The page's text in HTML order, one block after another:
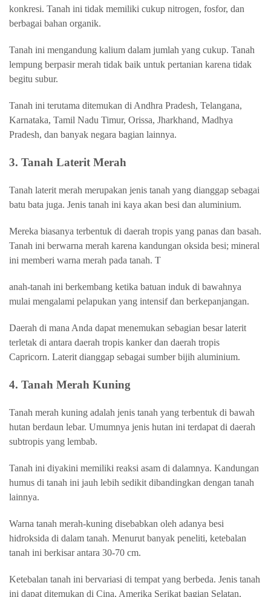
konkresi. Tanah ini tidak memiliki cukup nitrogen, fosfor, dan
berbagai bahan organik.
Tanah ini mengandung kalium dalam jumlah yang cukup. Tanah
lempung berpasir merah tidak baik untuk pertanian karena tidak
begitu subur.
Tanah ini terutama ditemukan di Andhra Pradesh, Telangana,
Karnataka, Tamil Nadu Timur, Orissa, Jharkhand, Madhya
Pradesh, dan banyak negara bagian lainnya.
3. Tanah Laterit Merah
Tanah laterit merah merupakan jenis tanah yang dianggap sebagai
batu bata juga. Jenis tanah ini kaya akan besi dan aluminium.
Mereka biasanya terbentuk di daerah tropis yang panas dan basah.
Tanah ini berwarna merah karena kandungan oksida besi; mineral
ini memberi warna merah pada tanah. T
anah-tanah ini berkembang ketika batuan induk di bawahnya
mulai mengalami pelapukan yang intensif dan berkepanjangan.
Daerah di mana Anda dapat menemukan sebagian besar laterit
terletak di antara daerah tropis kanker dan daerah tropis
Capricorn. Laterit dianggap sebagai sumber bijih aluminium.
4. Tanah Merah Kuning
Tanah merah kuning adalah jenis tanah yang terbentuk di bawah
hutan berdaun lebar. Umumnya jenis hutan ini terdapat di daerah
subtropis yang lembab.
Tanah ini diyakini memiliki reaksi asam di dalamnya. Kandungan
humus di tanah ini jauh lebih sedikit dibandingkan dengan tanah
lainnya.
Warna tanah merah-kuning disebabkan oleh adanya besi
hidroksida di dalam tanah. Menurut banyak peneliti, ketebalan
tanah ini berkisar antara 30-70 cm.
Ketebalan tanah ini bervariasi di tempat yang berbeda. Jenis tanah
ini dapat ditemukan di Cina, Amerika Serikat bagian Selatan,